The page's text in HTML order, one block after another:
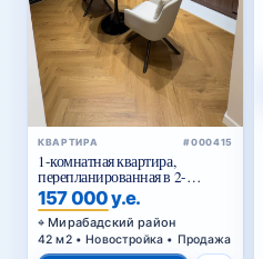
КВАРТИРА #000415
1-комнатная квартира,
перепланированная в 2-
комнатную, в ЖК «Parkwood»
157 000 у.е.
Мирабадский район
42 м2 • Новостройка • Продажа